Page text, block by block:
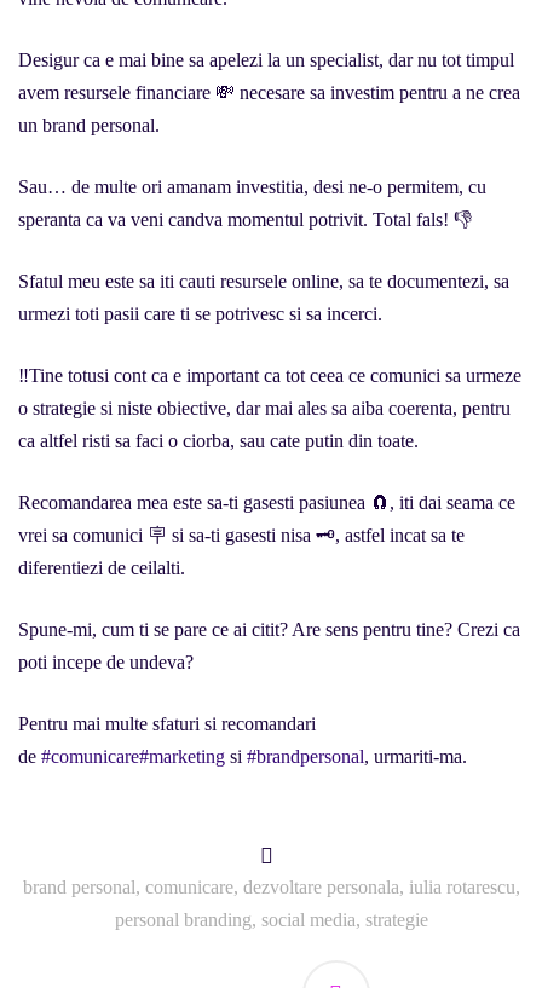
Desigur ca e mai bine sa apelezi la un specialist, dar nu tot timpul
avem resursele financiare 💸 necesare sa investim pentru a ne crea
un brand personal.
Sau… de multe ori amanam investitia, desi ne-o permitem, cu
speranta ca va veni candva momentul potrivit. Total fals! 👎
Sfatul meu este sa iti cauti resursele online, sa te documentezi, sa
urmezi toti pasii care ti se potrivesc si sa incerci.
‼Tine totusi cont ca e important ca tot ceea ce comunici sa urmeze
o strategie si niste obiective, dar mai ales sa aiba coerenta, pentru
ca altfel risti sa faci o ciorba, sau cate putin din toate.
Recomandarea mea este sa-ti gasesti pasiunea 🧲, iti dai seama ce
vrei sa comunici 🪧 si sa-ti gasesti nisa 🗝, astfel incat sa te
diferentiezi de ceilalti.
Spune-mi, cum ti se pare ce ai citit? Are sens pentru tine? Crezi ca
poti incepe de undeva?
Pentru mai multe sfaturi si recomandari
de #comunicare#marketing si #brandpersonal, urmariti-ma.
brand personal, comunicare, dezvoltare personala, iulia rotarescu,
personal branding, social media, strategie